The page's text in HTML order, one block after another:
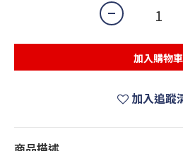
加入購物車
加入追蹤